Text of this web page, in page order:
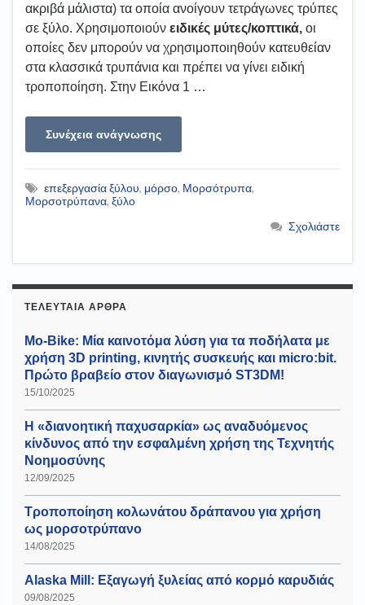
ακριβά μάλιστα) τα οποία ανοίγουν τετράγωνες τρύπες
σε ξύλο. Χρησιμοποιούν ειδικές μύτες/κοπτικά, οι
οποίες δεν μπορούν να χρησιμοποιηθούν κατευθείαν
στα κλασσικά τρυπάνια και πρέπει να γίνει ειδική
τροποποίηση. Στην Εικόνα 1 …
Συνέχεια ανάγνωσης
επεξεργασία ξύλου, μόρσο, Μορσότρυπα,
Μορσοτρύπανα, ξύλο
Σχολιάστε
ΤΕΛΕΥΤΑΊΑ ΆΡΘΡΑ
Mo-Bike: Μία καινοτόμα λύση για τα ποδήλατα με
χρήση 3D printing, κινητής συσκευής και micro:bit.
Πρώτο βραβείο στον διαγωνισμό ST3DM!
15/10/2025
Η «διανοητική παχυσαρκία» ως αναδυόμενος
κίνδυνος από την εσφαλμένη χρήση της Τεχνητής
Νοημοσύνης
12/09/2025
Τροποποίηση κολωνάτου δράπανου για χρήση
ως μορσοτρύπανο
14/08/2025
Alaska Mill: Εξαγωγή ξυλείας από κορμό καρυδιάς
09/08/2025